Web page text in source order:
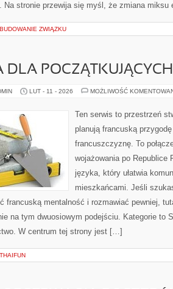
Na stronie przewija się myśl, że zmiana
BUDOWANIE ZWIĄZKU
DLA POCZĄTKUJĄCYCH
LUT - 11 - 2026 MOŻLIWOŚĆ
Ten serwis to przestrzeń
planują francuską
francuszczyznę. To
wojażowania po Republice
języka, który ułatwia
mieszkańcami. Jeśli
francuską mentalność i rozmawiać pewniej,
na tym dwuosiowym podejściu. Kategorie to
W centrum tej strony jest […]
THAIFUN